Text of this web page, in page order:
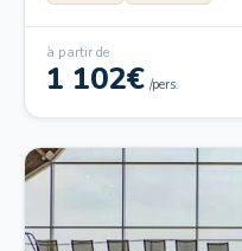
à partir de
1 102€ /pers.